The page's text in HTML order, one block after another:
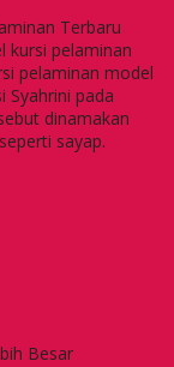
Terbaru
kursi pelaminan
pelaminan model
Syahrini pada
dinamakan
sayap.
Besar